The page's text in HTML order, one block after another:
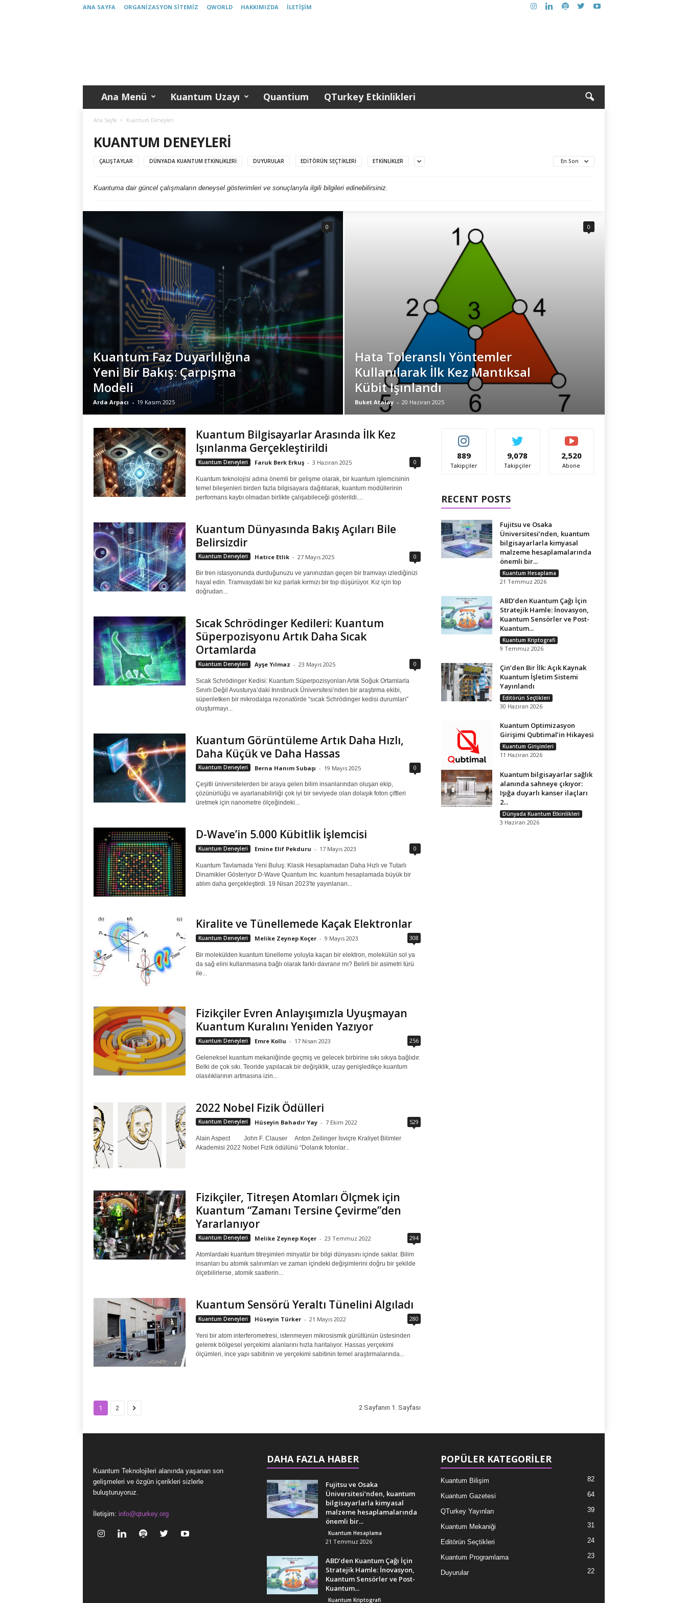
ANA SAYFA ORGANIZASYON SITEMIZ QWORLD HAKKIMIZDA İLETIŞIM
m
ü
Ana Menü Kuantum Uzayı Quantium QTurkey Etkinlikleri
Ana Sayfa Kuantum Deneyleri
KUANTUM DENEYLERI
ÇALIŞTAYLAR DÜNYADA KUANTUM ETKINLIKLERI DUYURULAR EDITÖRÜN SEÇTIKLERI ETKINLIKLER En Son
Kuantuma dair güncel çalışmaların deneysel gösterimleri ve sonuçlarıyla ilgili bilgileri edinebilirsiniz.
Kuantum Faz Duyarlılığına
Yeni Bir Bakış: Çarpışma
Modeli
Arda Arpacı - 19 Kasım 2025
0
Hata Toleranslı Yöntemler
Kullanılarak İlk Kez Mantıksal
Kübit Işınlandı
Buket Atalay - 20 Haziran 2025
0
Kuantum Bilgisayarlar Arasında İlk Kez
Işınlanma Gerçekleştirildi
Kuantum Deneyleri Faruk Berk Erkuş - 3 Haziran 2025 0
Kuantum teknolojisi adına önemli bir gelişme olarak, bir kuantum işlemcisinin
temel bileşenleri birden fazla bilgisayara dağıtılarak, kuantum modüllerinin
performans kaybı olmadan birlikte çalışabileceği gösterildi....
Kuantum Dünyasında Bakış Açıları Bile
Belirsizdir
Kuantum Deneyleri Hatice Etlik - 27 Mayıs 2025 0
Bir tren istasyonunda durduğunuzu ve yanınızdan geçen bir tramvayı izlediğinizi
hayal edin. Tramvaydaki bir kız parlak kırmızı bir top düşürüyor. Kız için top
doğrudan...
Sıcak Schrödinger Kedileri: Kuantum
Süperpozisyonu Artık Daha Sıcak
Ortamlarda
Kuantum Deneyleri Ayşe Yılmaz - 23 Mayıs 2025 0
Sıcak Schrödinger Kedisi: Kuantum Süperpozisyonları Artık Soğuk Ortamlarla
Sınırlı Değil Avusturya’daki Innsbruck Üniversitesi’nden bir araştırma ekibi,
süperiletken bir mikrodalga rezonatörde “sıcak Schrödinger kedisi durumları”
oluşturmayı...
Kuantum Görüntüleme Artık Daha Hızlı,
Daha Küçük ve Daha Hassas
Kuantum Deneyleri Berna Hanım Subaşı - 19 Mayıs 2025 0
Çeşitli üniversitelerden bir araya gelen bilim insanlarından oluşan ekip,
çözünürlüğü ve ayarlanabilirliği çok iyi bir seviyede olan dolaşık foton çiftleri
üretmek için nanometre ölçeğindeki...
D-Wave’in 5.000 Kübitlik İşlemcisi
Kuantum Deneyleri Emine Elif Pekduru - 17 Mayıs 2023 0
Kuantum Tavlamada Yeni Buluş: Klasik Hesaplamadan Daha Hızlı ve Tutarlı
Dinamikler Gösteriyor D-Wave Quantum Inc. kuantum hesaplamada büyük bir
atılım daha gerçekleştirdi. 19 Nisan 2023'te yayınlanan...
Kiralite ve Tünellemede Kaçak Elektronlar
Kuantum Deneyleri Melike Zeynep Koçer - 9 Mayıs 2023 308
Bir molekülden kuantum tünelleme yoluyla kaçan bir elektron, molekülün sol ya
da sağ elini kullanmasına bağlı olarak farklı davranır mı? Belirli bir asimetri türü
ile...
Fizikçiler Evren Anlayışımızla Uyuşmayan
Kuantum Kuralını Yeniden Yazıyor
Kuantum Deneyleri Emre Kollu - 17 Nisan 2023 256
Geleneksel kuantum mekaniğinde geçmiş ve gelecek birbirine sıkı sıkıya bağlıdır.
Belki de çok sıkı. Teoride yapılacak bir değişiklik, uzay genişledikçe kuantum
olasılıklarının artmasına izin...
2022 Nobel Fizik Ödülleri
Kuantum Deneyleri Hüseyin Bahadır Yay - 7 Ekim 2022 529
Alain Aspect John F. Clauser Anton Zeilinger İsviçre Kraliyet Bilimler
Akademisi 2022 Nobel Fizik ödülünü “Dolanık fotonlar...
Fizikçiler, Titreşen Atomları Ölçmek için
Kuantum “Zamanı Tersine Çevirme”den
Yararlanıyor
Kuantum Deneyleri Melike Zeynep Koçer - 23 Temmuz 2022 294
Atomlardaki kuantum titreşimleri minyatür bir bilgi dünyasını içinde saklar. Bilim
insanları bu atomik salınımları ve zaman içindeki değişimlerini doğru bir şekilde
ölçebilirlerse, atomik saatlerin...
Kuantum Sensörü Yeraltı Tünelini Algıladı
Kuantum Deneyleri Hüseyin Türker - 21 Mayıs 2022 280
Yeni bir atom interferometresi, istenmeyen mikrosismik gürültünün üstesinden
gelerek bölgesel yerçekimi alanlarını hızla haritalıyor. Hassas yerçekimi
ölçümleri, ince yapı sabitinin ve yerçekimi sabitinin temel araştırmalarında...
1 2 2 Sayfanın 1. Sayfası
889
Takipçiler
9,078
Takipçiler
2,520
Abone
RECENT POSTS
Fujitsu ve Osaka
Üniversitesi’nden, kuantum
bilgisayarlarla kimyasal
malzeme hesaplamalarında
önemli bir...
Kuantum Hesaplama
21 Temmuz 2026
ABD’den Kuantum Çağı İçin
Stratejik Hamle: İnovasyon,
Kuantum Sensörler ve Post-
Kuantum...
Kuantum Kriptografi
9 Temmuz 2026
Çin’den Bir İlk: Açık Kaynak
Kuantum İşletim Sistemi
Yayınlandı
Editörün Seçtikleri
30 Haziran 2026
Kuantum Optimizasyon
Girişimi Qubtimal’in Hikayesi
Kuantum Girişimleri
11 Haziran 2026
Kuantum bilgisayarlar sağlık
alanında sahneye çıkıyor:
Işığa duyarlı kanser ilaçları
2...
Dünyada Kuantum Etkinlikleri
3 Haziran 2026
Kuantum Teknolojileri alanında yaşanan son
gelişmeleri ve özgün içerikleri sizlerle
buluşturuyoruz.
İletişim: info@qturkey.org
DAHA FAZLA HABER
Fujitsu ve Osaka
Üniversitesi’nden, kuantum
bilgisayarlarla kimyasal
malzeme hesaplamalarında
önemli bir...
Kuantum Hesaplama
21 Temmuz 2026
ABD’den Kuantum Çağı İçin
Stratejik Hamle: İnovasyon,
Kuantum Sensörler ve Post-
Kuantum...
Kuantum Kriptografi
POPÜLER KATEGORİLER
Kuantum Bilişim 82
Kuantum Gazetesi 64
QTurkey Yayınları 39
Kuantum Mekaniği 31
Editörün Seçtikleri 24
Kuantum Programlama 23
Duyurular 22